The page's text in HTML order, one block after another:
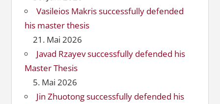
Vasileios Makris successfully defended
his master thesis
21. Mai 2026
Javad Rzayev successfully defended his
Master Thesis
5. Mai 2026
Jin Zhuotong successfully defended his